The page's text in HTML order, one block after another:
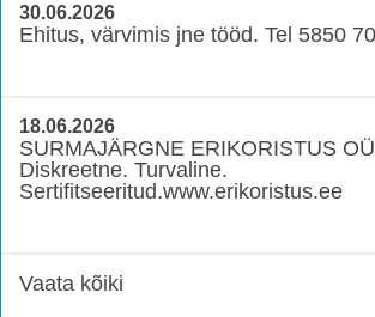
30.06.2026
Ehitus, värvimis jne tööd. Tel 5850
18.06.2026
SURMAJÄRGNE ERIKORISTUS
Diskreetne. Turvaline.
Sertifitseeritud.www.erikoristus.ee
Vaata kõiki